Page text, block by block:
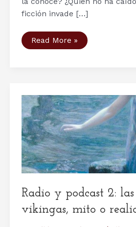
ficción invade […]
Las
poderosas
Read More »
Radio y podcast 2: las
vikingas, mito o